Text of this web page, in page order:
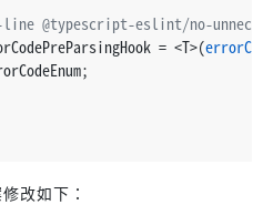
:
;
: { instancePath string
: "/name"
@typescript-eslint/no-
= <T>(
改如下：